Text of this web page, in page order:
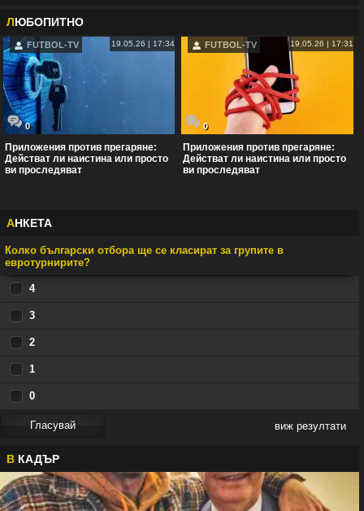
ЛЮБОПИТНО
FUTBOL-TV 19.05.26 | 17:34
0
Приложения против прегаряне:
Действат ли наистина или просто
ви проследяват
FUTBOL-TV 19.05.26 | 17:31
0
Приложения против прегаряне:
Действат ли наистина или просто
ви проследяват
АНКЕТА
Колко български отбора ще се класират за групите в
евротурнирите?
4
3
2
1
0
виж резултати
В КАДЪР